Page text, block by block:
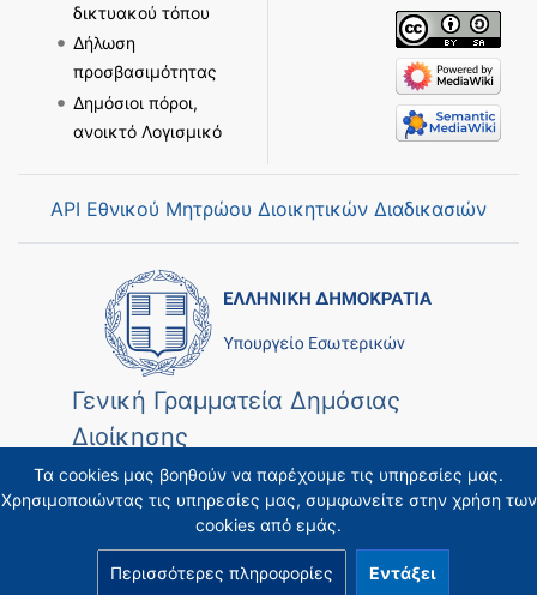
Τα cookies μας βοηθούν να παρέχουμε τις υπηρεσίες μας.
Χρησιμοποιώντας τις υπηρεσίες μας, συμφωνείτε στην χρήση των
cookies από εμάς.
Περισσότερες πληροφορίες Εντάξει
δικτυακού τόπου
Δήλωση
προσβασιμότητας
Δημόσιοι πόροι,
ανοικτό Λογισμικό
API Εθνικού Μητρώου Διοικητικών Διαδικασιών
Γενική Γραμματεία Δημόσιας
Διοίκησης